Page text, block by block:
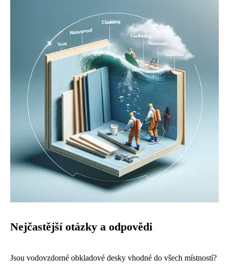
Nejčastější otázky a odpovědi
Jsou vodovzdorné obkladové desky vhodné do všech místností?